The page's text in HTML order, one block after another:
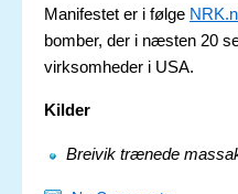
Manifestet er i følge
bomber, der i næsten 20
virksomheder i USA.
Kilder
Breivik trænede